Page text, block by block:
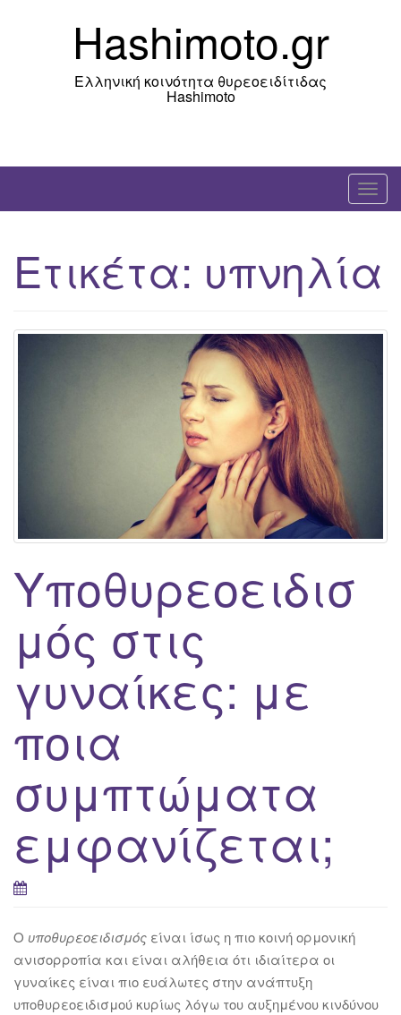
Hashimoto.gr
Ελληνική κοινότητα θυρεοειδίτιδας
Hashimoto
T
o
l
n
Ετικέτα: υπνηλία
Υποθυρεοειδισ
μός στις
γυναίκες: με
ποια
συμπτώματα
εμφανίζεται;
Ο υποθυρεοειδισμός είναι ίσως η πιο κοινή ορμονική
ανισορροπία και είναι αλήθεια ότι ιδιαίτερα οι
γυναίκες είναι πιο ευάλωτες στην ανάπτυξη
υποθυρεοειδισμού κυρίως λόγω του αυξημένου κινδύνου